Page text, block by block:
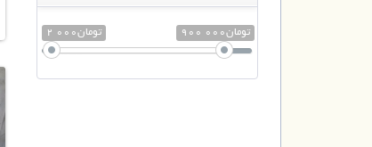
2 000تومان 900 000تومان